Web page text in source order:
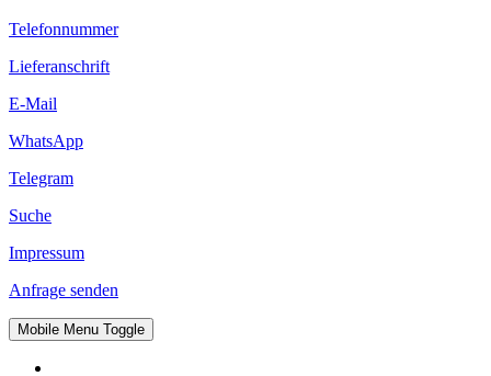
Telefonnummer
Lieferanschrift
E-Mail
WhatsApp
Telegram
Suche
Impressum
Anfrage senden
Mobile Menu Toggle